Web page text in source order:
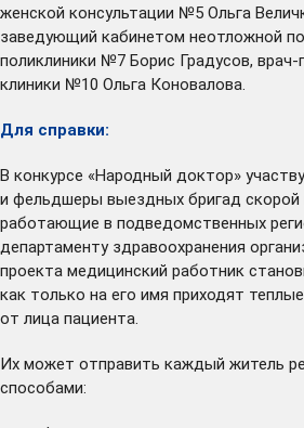
женской консультации №5 Ольга
заведующий кабинетом неотложной
поликлиники №7 Борис Градусов,
клиники №10 Ольга Коновалова.
Для справки:
В конкурсе «Народный доктор»
и фельдшеры выездных бригад
работающие в подведомственных
департаменту здравоохранения
проекта медицинский работник
как только на его имя приходят
от лица пациента.
Их может отправить каждый житель
способами: